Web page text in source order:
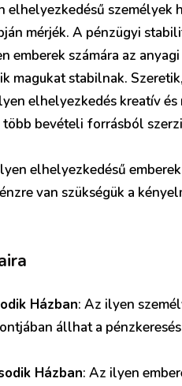
elhelyezkedésű személyek
mérjék. A pénzügyi
emberek számára az
magukat stabilnak.
elhelyezkedés kreatív
több bevételi forrásból
elhelyezkedésű
van szükségük a
Házban: Az ilyen
állhat a
Házban: Az ilyen